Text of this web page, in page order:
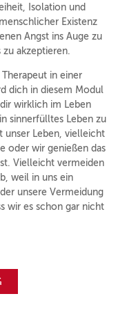
Isolation und
Existenz
Angst ins Auge zu
zu akzeptieren.
in einer
dich in diesem Modul
wirklich im Leben
sinnerfülltes Leben zu
unser Leben, vielleicht
oder wir genießen das
Vielleicht vermeiden
weil in uns ein
unsere Vermeidung
wir es schon gar nicht